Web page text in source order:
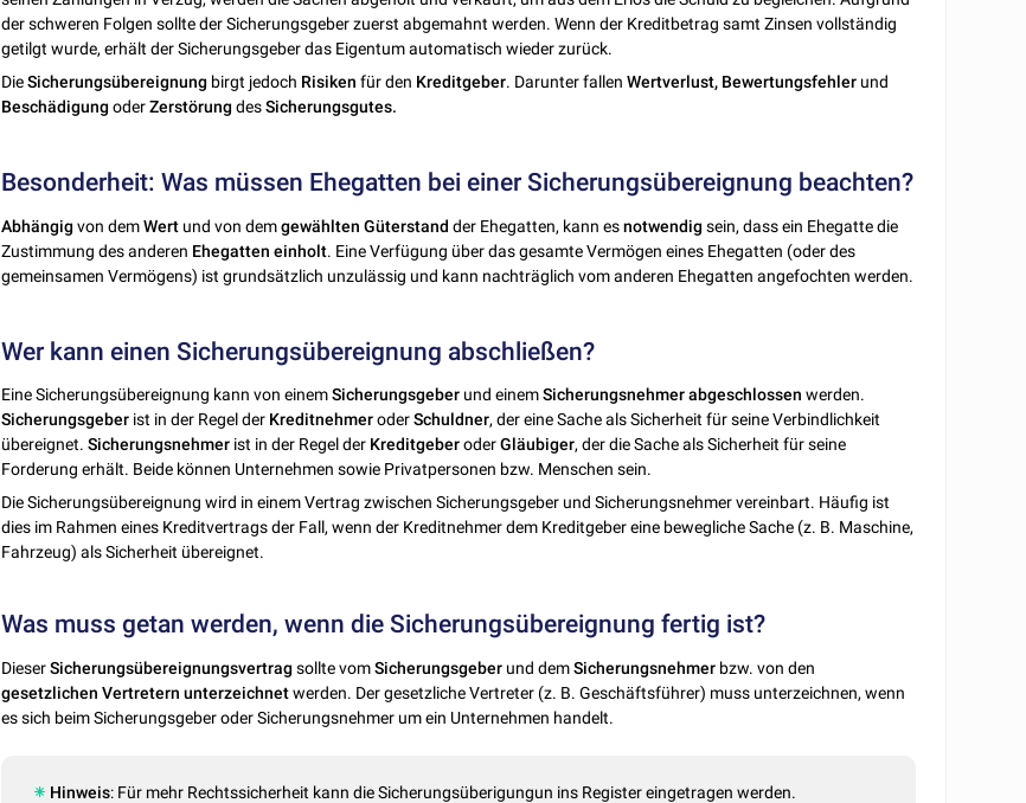
der schweren Folgen sollte der Sicherungsgeber zuerst abgemahnt werden. Wenn der Kreditbetrag samt Zinsen vollständig
getilgt wurde, erhält der Sicherungsgeber das Eigentum automatisch wieder zurück.
DieSicherungsübereignung birgt jedoch Risiken für den Kreditgeber. Darunter fallenWertverlust, Bewertungsfehler und
Beschädigung oderZerstörung desSicherungsgutes.
Besonderheit: Was müssen Ehegatten bei einer Sicherungsübereignung beachten?
Abhängig von demWert und von demgewählten Güterstand der Ehegatten, kann esnotwendig sein, dass ein Ehegatte die
Zustimmung des anderen Ehegatten einholt. Eine Verfügung über das gesamte Vermögen eines Ehegatten (oder des
gemeinsamen Vermögens) ist grundsätzlich unzulässig und kann nachträglich vom anderen Ehegatten angefochten werden.
Wer kann einen Sicherungsübereignung abschließen?
Eine Sicherungsübereignung kann von einemSicherungsgeber und einemSicherungsnehmerabgeschlossen werden.
Sicherungsgeber ist in der Regel der KreditnehmeroderSchuldner, der eine Sache als Sicherheit für seine Verbindlichkeit
übereignet.Sicherungsnehmer ist in der Regel der KreditgeberoderGläubiger, der die Sache als Sicherheit für seine
Forderung erhält. Beide können Unternehmen sowie Privatpersonen bzw. Menschen sein.
Die Sicherungsübereignung wird in einem Vertrag zwischen Sicherungsgeber und Sicherungsnehmer vereinbart. Häufig ist
dies im Rahmen eines Kreditvertrags der Fall, wenn der Kreditnehmer dem Kreditgeber eine bewegliche Sache (z. B. Maschine,
Fahrzeug) als Sicherheit übereignet.
Was muss getan werden, wenn die Sicherungsübereignung fertig ist?
DieserSicherungsübereignungsvertrag sollte vomSicherungsgeber und demSicherungsnehmer bzw. von den
gesetzlichen Vertretern unterzeichnetwerden. Der gesetzliche Vertreter (z. B. Geschäftsführer) muss unterzeichnen, wenn
es sich beim Sicherungsgeber oder Sicherungsnehmer um ein Unternehmen handelt.
Hinweis: Für mehr Rechtssicherheit kann die Sicherungsüberigungun ins Register eingetragen werden.